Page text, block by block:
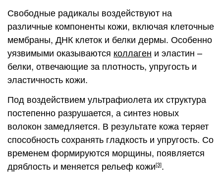
Свободные радикалы воздействуют на
различные компоненты кожи, включая клеточные
мембраны, ДНК клеток и белки дермы. Особенно
уязвимыми оказываются коллаген и эластин –
белки, отвечающие за плотность, упругость и
эластичность кожи.
Под воздействием ультрафиолета их структура
постепенно разрушается, а синтез новых
волокон замедляется. В результате кожа теряет
способность сохранять гладкость и упругость. Со
временем формируются морщины, появляется
дряблость и меняется рельеф кожи[3].